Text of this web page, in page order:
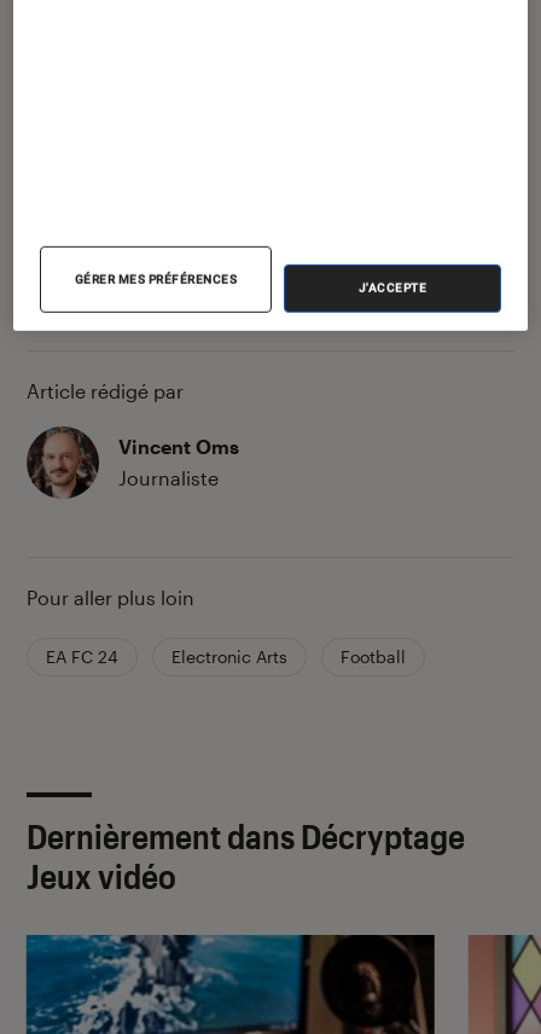
Partager
Article rédigé par
Vincent Oms
Journaliste
Pour aller plus loin
EA FC 24 Electronic Arts Football
Dernièrement dans Décryptage
Jeux vidéo
GÉRER MES PRÉFÉRENCES
J'ACCEPTE